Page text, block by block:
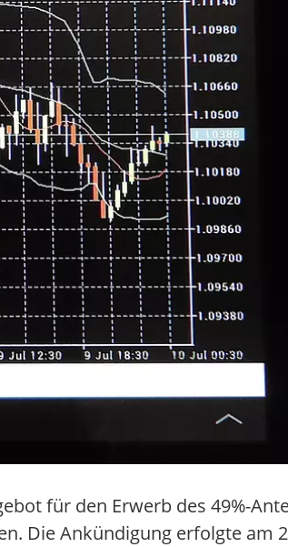
für den Erwerb des 49%-
Die Ankündigung erfolgte am